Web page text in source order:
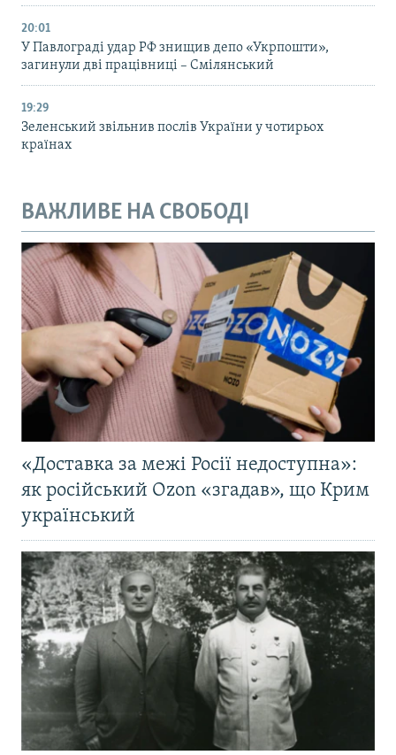
20:01
У Павлограді удар РФ знищив депо «Укрпошти»,
загинули дві працівниці – Смілянський
19:29
Зеленський звільнив послів України у чотирьох
країнах
ВАЖЛИВЕ НА СВОБОДІ
«Доставка за межі Росії недоступна»:
як російський Ozon «згадав», що Крим
український